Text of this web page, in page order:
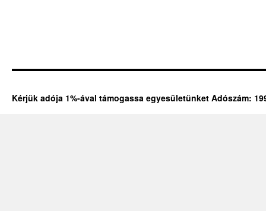
Kérjük adója 1%-ával támogassa egyesületünket Adószám: